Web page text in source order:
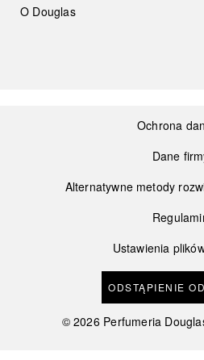
O Douglas
Ochrona
Dane
Alternatywne metody
Ustawienia
ODSTĄPIENIE
©2026 Perfumeria